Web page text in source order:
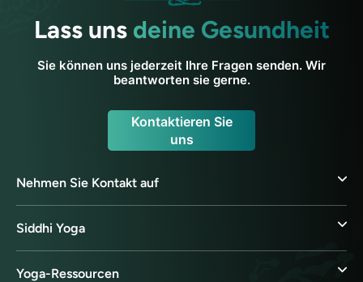
Lass uns deine Gesundheit
Sie können uns jederzeit Ihre Fragen senden. Wir
beantworten sie gerne.
Kontaktieren Sie
uns
Nehmen Sie Kontakt auf
Siddhi Yoga
Yoga-Ressourcen